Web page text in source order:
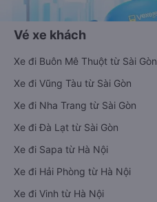
Vé xe khách
Xe đi Buôn Mê Thuột từ Sài Gòn
Xe đi Vũng Tàu từ Sài Gòn
Xe đi Nha Trang từ Sài Gòn
Xe đi Đà Lạt từ Sài Gòn
Xe đi Sapa từ Hà Nội
Xe đi Hải Phòng từ Hà Nội
Xe đi Vinh từ Hà Nội